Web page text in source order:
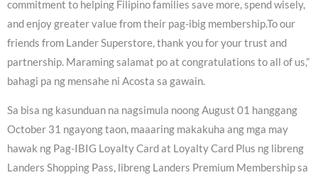
commitment to helping Filipino families save more, spend wisely,
and enjoy greater value from their pag-ibig membership.To our
friends from Lander Superstore, thank you for your trust and
partnership. Maraming salamat po at congratulations to all of us,”
bahagi pa ng mensahe ni Acosta sa gawain.
Sa bisa ng kasunduan na nagsimula noong August 01 hanggang
October 31 ngayong taon, maaaring makakuha ang mga may
hawak ng Pag-IBIG Loyalty Card at Loyalty Card Plus ng libreng
Landers Shopping Pass, libreng Landers Premium Membership sa